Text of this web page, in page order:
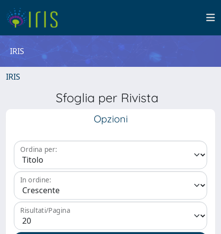
IRIS
IRIS
Sfoglia per Rivista
Opzioni
Ordina per:
In ordine:
Risultati/Pagina